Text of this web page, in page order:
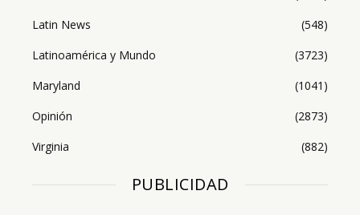
Latin News
(548)
Latinoamérica y Mundo
(3723)
Maryland
(1041)
Opinión
(2873)
Virginia
(882)
PUBLICIDAD